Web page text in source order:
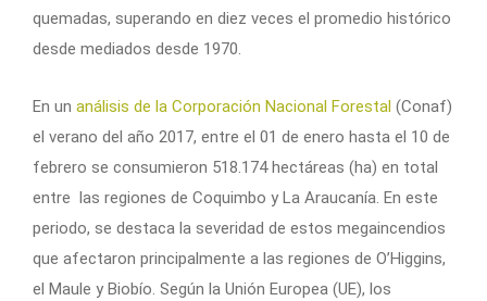
quemadas, superando en diez veces el promedio histórico
desde mediados desde 1970.
En un análisis de la Corporación Nacional Forestal (Conaf)
el verano del año 2017, entre el 01 de enero hasta el 10 de
febrero se consumieron 518.174 hectáreas (ha) en total
entre las regiones de Coquimbo y La Araucanía. En este
periodo, se destaca la severidad de estos megaincendios
que afectaron principalmente a las regiones de O’Higgins,
el Maule y Biobío. Según la Unión Europea (UE), los